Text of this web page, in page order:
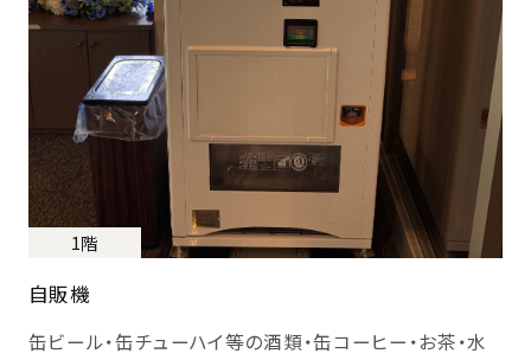
自販機
缶ビール・缶チューハイ等の酒類・缶コーヒー・お茶・水
1階